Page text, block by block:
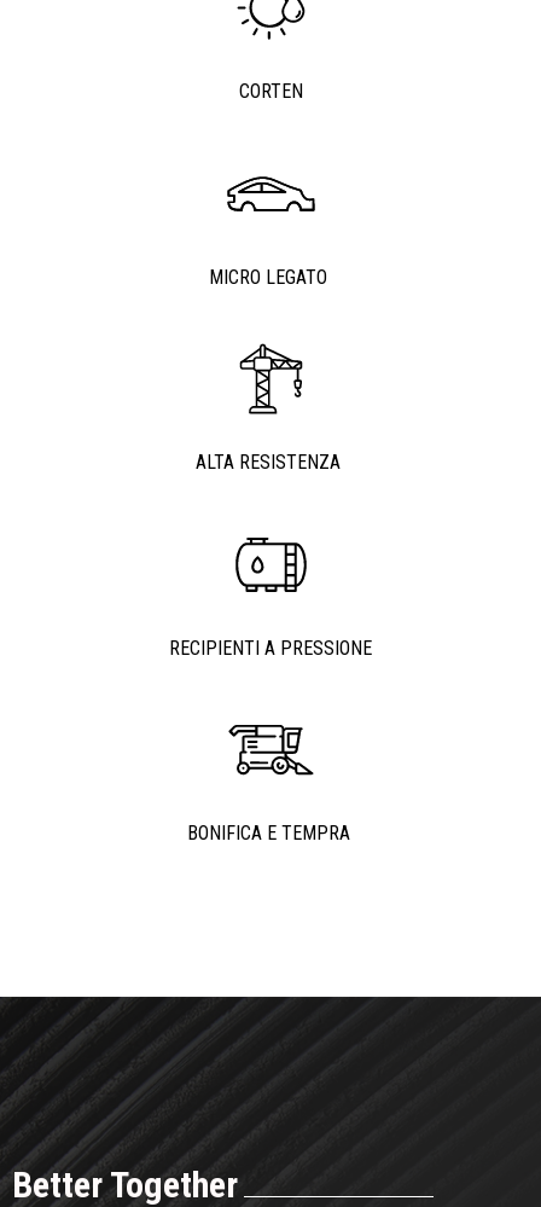
CORTEN
MICRO LEGATO
ALTA RESISTENZA
RECIPIENTI A PRESSIONE
BONIFICA E TEMPRA
Better Together